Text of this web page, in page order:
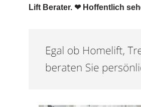
Lift Berater. ❤ Hoffentlich